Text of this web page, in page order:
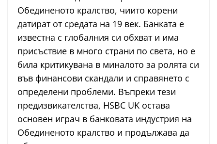
Обединеното кралство, чиито корени
датират от средата на 19 век. Банката е
известна с глобалния си обхват и има
присъствие в много страни по света, но е
била критикувана в миналото за ролята си
във финансови скандали и справянето с
определени проблеми. Въпреки тези
предизвикателства, HSBC UK остава
основен играч в банковата индустрия на
Обединеното кралство и продължава да